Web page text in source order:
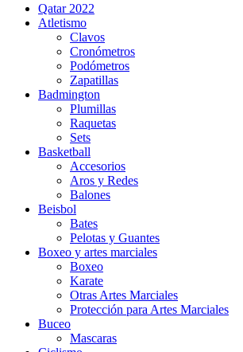
Qatar 2022
Atletismo
Clavos
Cronómetros
Podómetros
Zapatillas
Badmington
Plumillas
Raquetas
Sets
Basketball
Accesorios
Aros y Redes
Balones
Beisbol
Bates
Pelotas y Guantes
Boxeo y artes marciales
Boxeo
Karate
Otras Artes Marciales
Protección para Artes Marciales
Buceo
Mascaras